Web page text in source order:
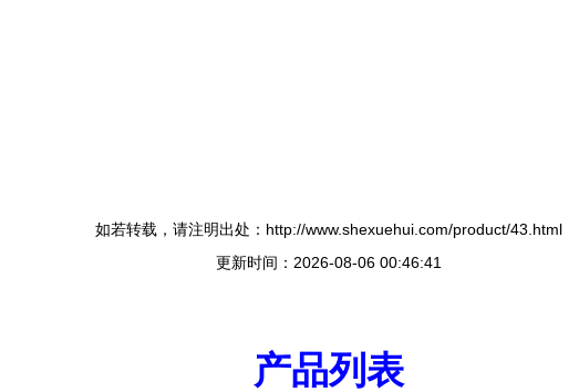
如若转载，请注明出处：http://www.shexuehui.com/product/43.html
更新时间：2026-08-06 00:46:41
产品列表